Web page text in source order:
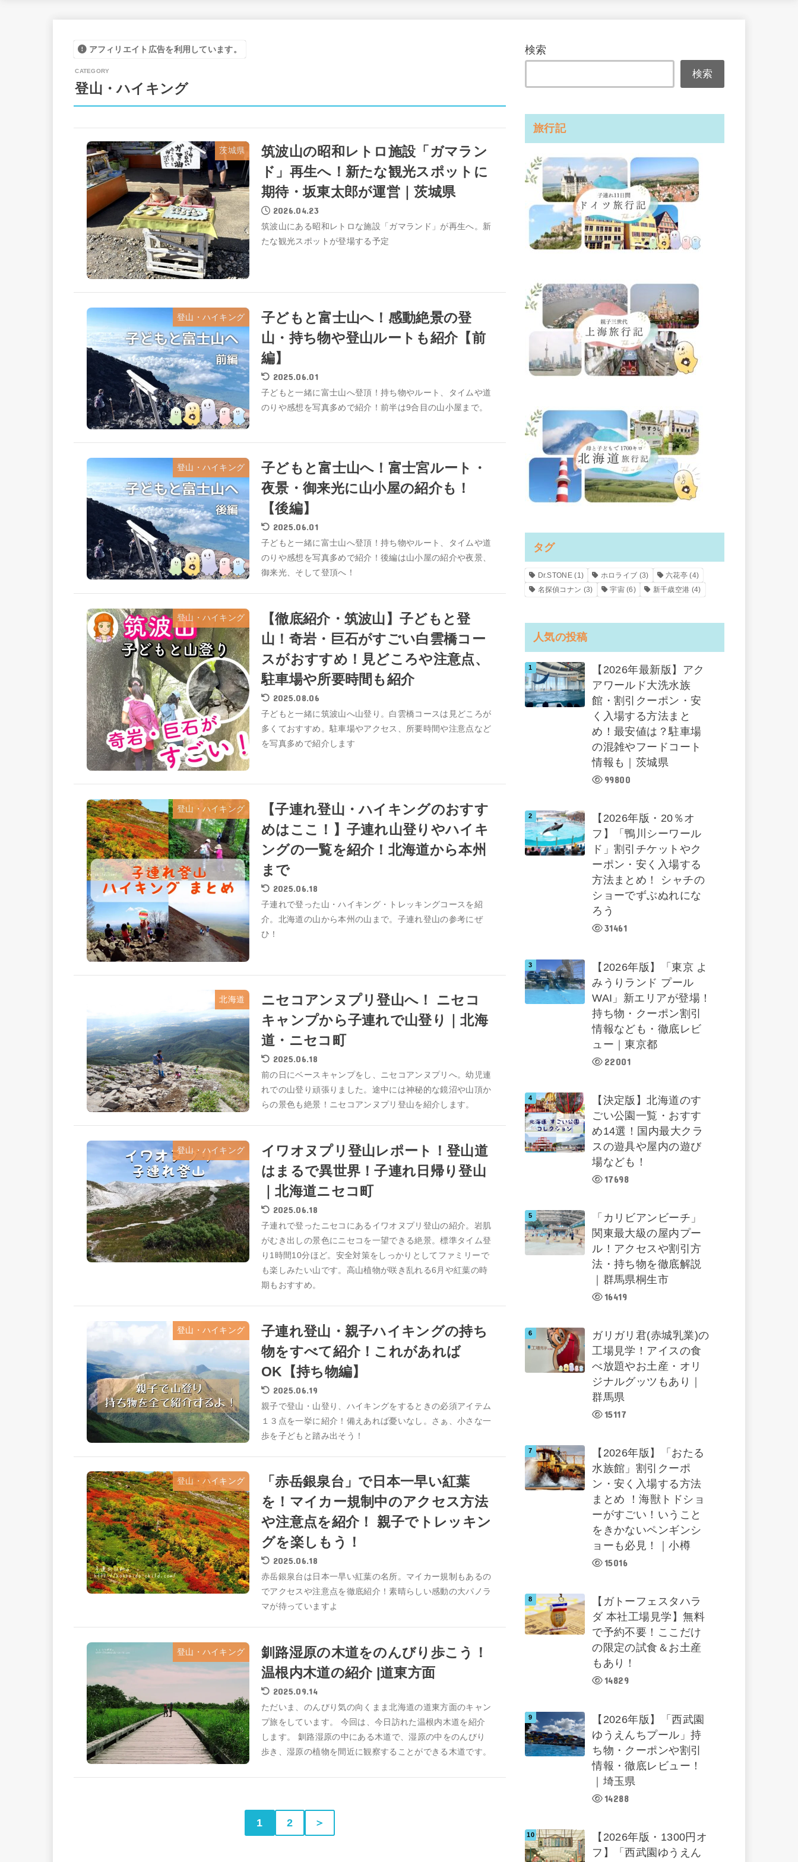
アフィリエイト広告を利用しています。
登山・ハイキング
茨城県
筑波山の昭和レトロ施設「ガマラン
ド」再生へ！新たな観光スポットに
期待・坂東太郎が運営｜茨城県
2026.04.23
筑波山にある昭和レトロな施設「ガマランド」が再生へ。新
たな観光スポットが登場する予定
登山・ハイキング
子どもと富士山へ！感動絶景の登
山・持ち物や登山ルートも紹介【前
編】
2025.06.01
子どもと一緒に富士山へ登頂！持ち物やルート、タイムや道
のりや感想を写真多めで紹介！前半は9合目の山小屋まで。
登山・ハイキング
子どもと富士山へ！富士宮ルート・
夜景・御来光に山小屋の紹介も！
【後編】
2025.06.01
子どもと一緒に富士山へ登頂！持ち物やルート、タイムや道
のりや感想を写真多めで紹介！後編は山小屋の紹介や夜景、
御来光、そして登頂へ！
登山・ハイキング
【徹底紹介・筑波山】子どもと登
山！奇岩・巨石がすごい白雲橋コー
スがおすすめ！見どころや注意点、
駐車場や所要時間も紹介
2025.08.06
子どもと一緒に筑波山へ山登り。白雲橋コースは見どころが
多くておすすめ。駐車場やアクセス、所要時間や注意点など
を写真多めで紹介します
登山・ハイキング
【子連れ登山・ハイキングのおすす
めはここ！】子連れ山登りやハイキ
ングの一覧を紹介！北海道から本州
まで
2025.06.18
子連れで登った山・ハイキング・トレッキングコースを紹
介。北海道の山から本州の山まで。子連れ登山の参考にぜ
ひ！
北海道
ニセコアンヌプリ登山へ！ ニセコ
キャンプから子連れで山登り｜北海
道・ニセコ町
2025.06.18
前の日にベースキャンプをし、ニセコアンヌプリへ。幼児連
れでの山登り頑張りました。途中には神秘的な鏡沼や山頂か
らの景色も絶景！ニセコアンヌプリ登山を紹介します。
登山・ハイキング
イワオヌプリ登山レポート！登山道
はまるで異世界！子連れ日帰り登山
｜北海道ニセコ町
2025.06.18
子連れで登ったニセコにあるイワオヌプリ登山の紹介。岩肌
がむき出しの景色にニセコを一望できる絶景。標準タイム登
り1時間10分ほど。安全対策をしっかりとしてファミリーで
も楽しみたい山です。高山植物が咲き乱れる6月や紅葉の時
期もおすすめ。
登山・ハイキング
子連れ登山・親子ハイキングの持ち
物をすべて紹介！これがあれば
OK【持ち物編】
2025.06.19
親子で登山・山登り、ハイキングをするときの必須アイテム
１３点を一挙に紹介！備えあれば憂いなし。さぁ、小さな一
歩を子どもと踏み出そう！
登山・ハイキング
「赤岳銀泉台」で日本一早い紅葉
を！マイカー規制中のアクセス方法
や注意点を紹介！ 親子でトレッキン
グを楽しもう！
2025.06.18
赤岳銀泉台は日本一早い紅葉の名所。マイカー規制もあるの
でアクセスや注意点を徹底紹介！素晴らしい感動の大パノラ
マが待っていますよ
登山・ハイキング
釧路湿原の木道をのんびり歩こう！
温根内木道の紹介 |道東方面
2025.09.14
ただいま、のんびり気の向くまま北海道の道東方面のキャン
プ旅をしています。 今回は、今日訪れた温根内木道を紹介
します。 釧路湿原の中にある木道で、湿原の中をのんびり
歩き、湿原の植物を間近に観察することができる木道です。
1 2 ＞
検索
検索
旅行記
タグ
Dr.STONE(1) ホロライブ (3) 六花亭 (4)
名探偵コナン (3) 宇宙(6) 新千歳空港 (4)
人気の投稿
【2026年最新版】アク
アワールド大洗水族
館・割引クーポン・安
く入場する方法まと
め！最安値は？駐車場
の混雑やフードコート
情報も｜茨城県
99800
【2026年版・20％オ
フ】「鴨川シーワール
ド」割引チケットやク
ーポン・安く入場する
方法まとめ！ シャチの
ショーでずぶぬれにな
ろう
31461
【2026年版】「東京 よ
みうりランド プール
WAI」新エリアが登場！
持ち物・クーポン割引
情報なども・徹底レビ
ュー｜東京都
22001
【決定版】北海道のす
ごい公園一覧・おすす
め14選！国内最大クラ
スの遊具や屋内の遊び
場なども！
17698
「カリビアンビーチ」
関東最大級の屋内プー
ル！アクセスや割引方
法・持ち物を徹底解説
｜群馬県桐生市
16419
ガリガリ君(赤城乳業)の
工場見学！アイスの食
べ放題やお土産・オリ
ジナルグッツもあり｜
群馬県
15117
【2026年版】「おたる
水族館」割引クーポ
ン・安く入場する方法
まとめ ！海獣トドショ
ーがすごい！いうこと
をきかないペンギンシ
ョーも必見！｜小樽
15016
【ガトーフェスタハラ
ダ 本社工場見学】無料
で予約不要！ここだけ
の限定の試食＆お土産
もあり！
14829
【2026年版】「西武園
ゆうえんちプール」持
ち物・クーポンや割引
情報・徹底レビュー！
｜埼玉県
14288
【2026年版・1300円オ
フ】「西武園ゆうえん